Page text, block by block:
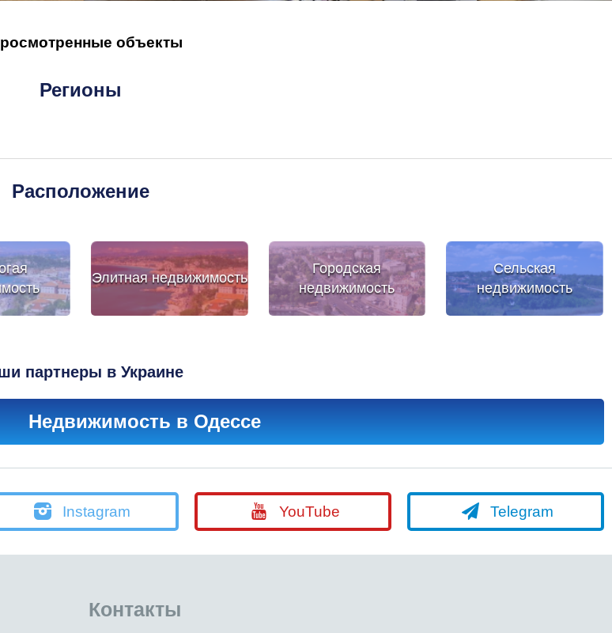
объекты
Регионы
Расположение
Элитная недвижимость
Городская
недвижимость
Сельская
недвижимость
партнеры в Украине
Недвижимость в Одессе
Instagram YouTube Telegram
Контакты